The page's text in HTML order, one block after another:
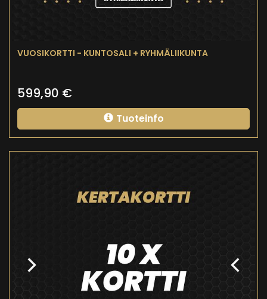
VUOSIKORTTI - KUNTOSALI + RYHMÄLIIKUNTA
599,90 €
Tuoteinfo